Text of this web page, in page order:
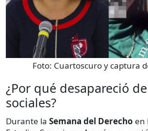
Foto: Cuartoscuro y captura
¿Por qué desapareció
sociales?
Durante la Semana del Derecho en